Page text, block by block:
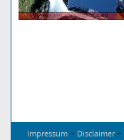
Impressum - Disclaimer-